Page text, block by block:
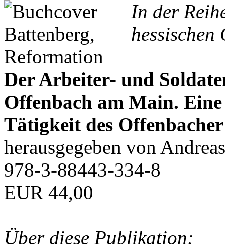
In der
hessischen
Der Arbeiter- und
Offenbach am Main.
Tätigkeit des
herausgegeben von
978-3-88443-334-8
EUR 44,00
Über diese Publikation: